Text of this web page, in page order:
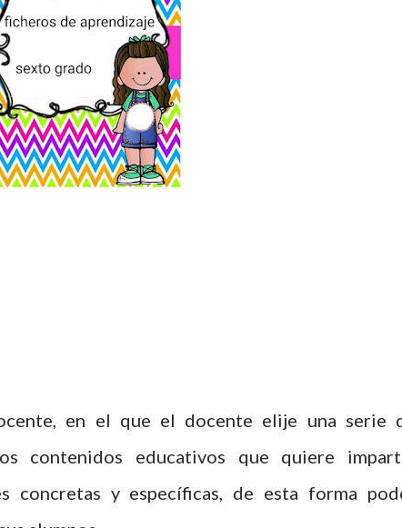
en el que el docente elije una serie
contenidos educativos que quiere
concretas y específicas, de esta forma